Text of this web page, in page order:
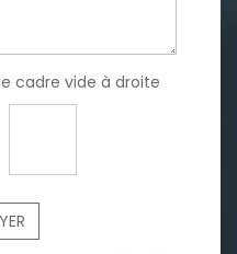
cadre vide à droite